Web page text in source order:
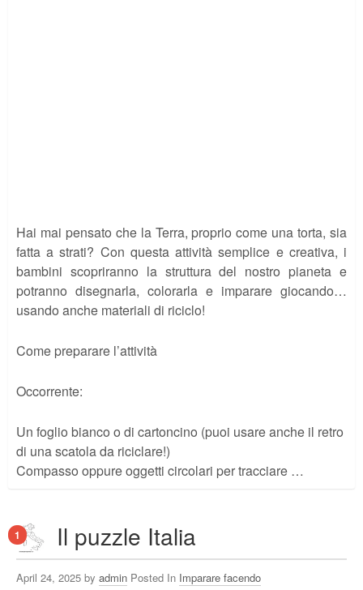
Hai mai pensato che la Terra, proprio come una torta, sia
fatta a strati? Con questa attività semplice e creativa, i
bambini scopriranno la struttura del nostro pianeta e
potranno disegnarla, colorarla e imparare giocando…
usando anche materiali di riciclo!
Come preparare l’attività
Occorrente:
Un foglio bianco o di cartoncino (puoi usare anche il retro
di una scatola da riciclare!)
Compasso oppure oggetti circolari per tracciare …
1 Il puzzle Italia
April 24, 2025 by admin Posted In Imparare facendo